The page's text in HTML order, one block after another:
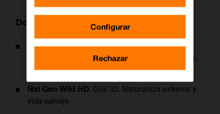
Documentales
National Geographic HD. Dial 31. El lugar por
antonomasia de documentales sobre naturaleza,
aventura y exploración.
Nat Geo Wild HD. Dial 32. Naturaleza extrema y
vida salvaje.
Configurar
Rechazar